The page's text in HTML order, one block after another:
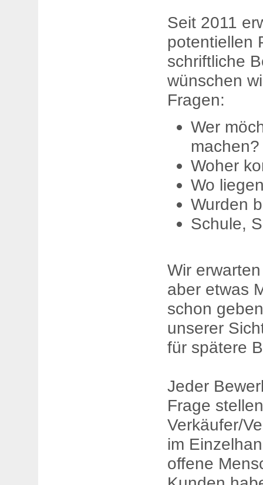
Seit 2011
potentiellen
schriftliche
wünschen
Fragen:
Wer
Woher
Wo
Wurden
Schule,
Wir
aber etwas
schon
unserer
für spätere
Jeder
Frage
Verkäufer/
im
offene